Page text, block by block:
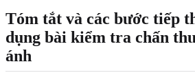
Tóm tắt và các bước tiếp
dụng bài kiểm tra chấn
ánh